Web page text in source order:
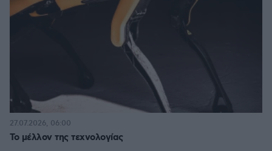
Το μέλλον της τεχνολογίας
27.07.2026, 06:00